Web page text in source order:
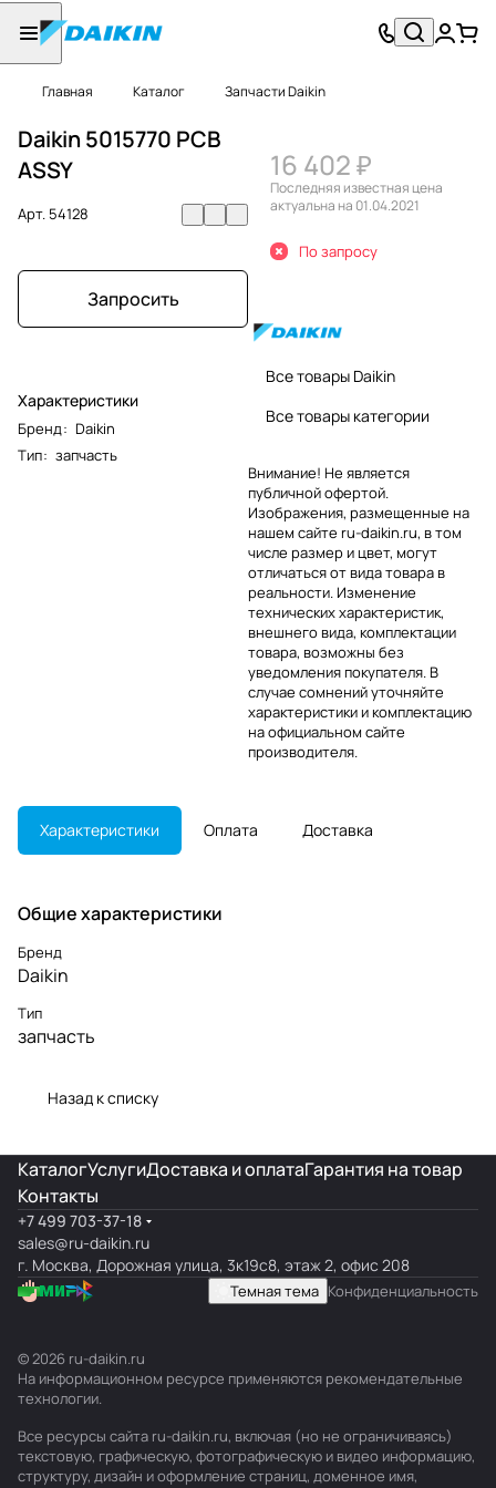
Главная Каталог Запчасти Daikin
Daikin 5015770 PCB
ASSY
Арт. 54128
Запросить
Характеристики
Бренд: Daikin
Тип: запчасть
16 402 ₽
Последняя известная цена
актуальна на 01.04.2021
По запросу
Все товары Daikin
Все товары категории
Внимание! Не является
публичной офертой.
Изображения, размещенные на
нашем сайте ru-daikin.ru, в том
числе размер и цвет, могут
отличаться от вида товара в
реальности. Изменение
технических характеристик,
внешнего вида, комплектации
товара, возможны без
уведомления покупателя. В
случае сомнений уточняйте
характеристики и комплектацию
на официальном сайте
производителя.
Характеристики Оплата Доставка
Общие характеристики
Бренд
Daikin
Тип
запчасть
Назад к списку
КаталогУслугиДоставка и оплатаГарантия на товар
Контакты
+7 499 703-37-18
sales@ru-daikin.ru
г. Москва, Дорожная улица, 3к19с8, этаж 2, офис 208
Темная тема Конфиденциальность
© 2026 ru-daikin.ru
На информационном ресурсе применяются рекомендательные
технологии.
Все ресурсы сайта ru-daikin.ru, включая (но не ограничиваясь)
текстовую, графическую, фотографическую и видео информацию,
структуру, дизайн и оформление страниц, доменное имя,